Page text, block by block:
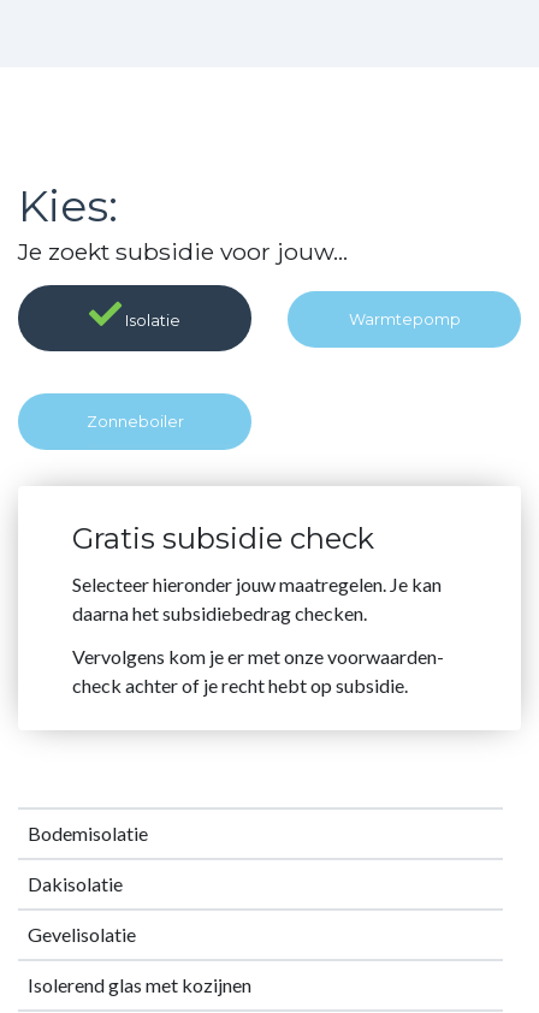
Kies:
Je zoekt subsidie voor jouw...
Isolatie Warmtepomp
Zonne boiler
Gratis subsidie check
Selecteer hieronder jouw maatregelen. Je kan
daarna het subsidiebedrag checken.
Vervolgens kom je er met onze voorwaarden-
check achter of je recht hebt op subsidie.
Bodemisolatie
Dakisolatie
Gevelisolatie
Isolerend glas met kozijnen